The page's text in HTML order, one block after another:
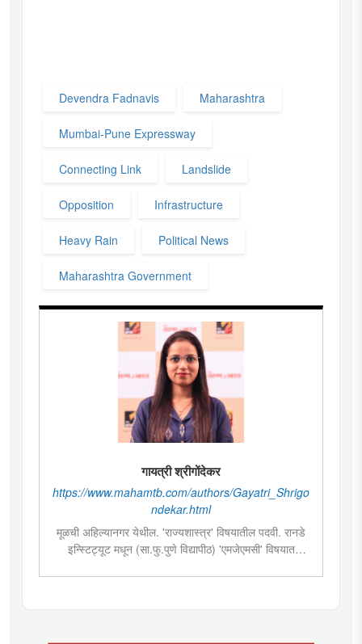
Devendra Fadnavis Maharashtra
Mumbai-Pune Expressway
Connecting Link Landslide
Opposition Infrastructure
Heavy Rain Political News
Maharashtra Government
गायत्री श्रीगोंदेकर
https://www.mahamtb.com/authors/Gayatri_Shrigo
ndekar.html
मूळची अहिल्यानगर येथील. 'राज्यशास्त्र' विषयातील पदवी. रानडे
इन्स्टिट्यूट मधून (सा.फु.पुणे विद्यापीठ) 'एमजेएमसी' विषयात
प्रतिनिधी' या पदावर रुजू. सद्यस्थितीत 'इन्फ्रास्ट्रक्चर आणि